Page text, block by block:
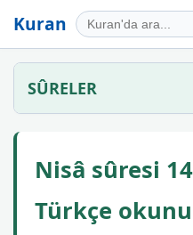
Kuran
SÛRELER
Nisâ sûresi
Türkçe